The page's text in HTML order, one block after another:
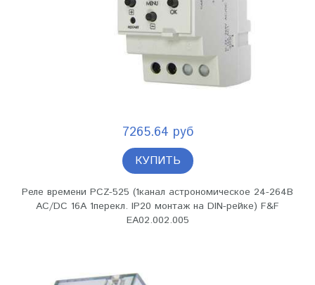
7265.64 руб
КУПИТЬ
Реле времени PCZ-525 (1канал астрономическое 24-264В
AC/DC 16А 1перекл. IP20 монтаж на DIN-рейке) F&F
EA02.002.005